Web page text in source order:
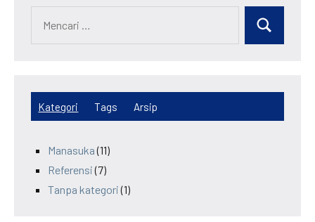
Kategori Tags Arsip
Manasuka (11)
Referensi (7)
Tanpa kategori (1)